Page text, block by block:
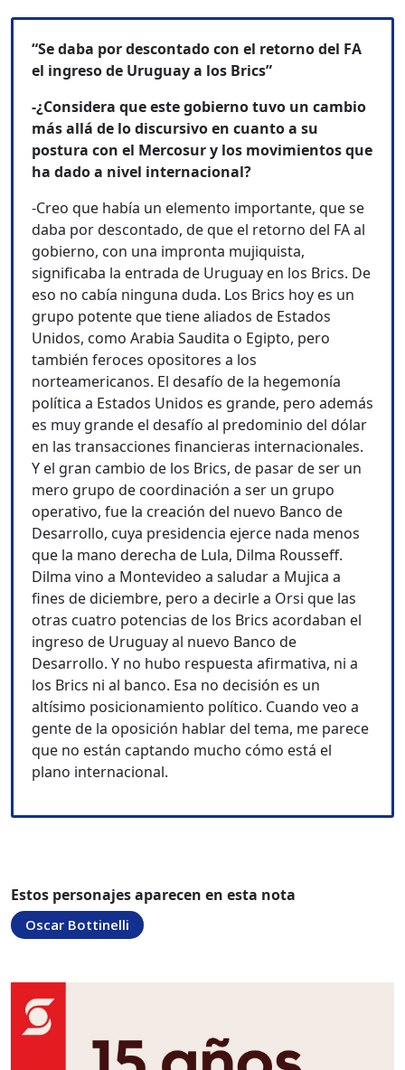
“Se daba por descontado con el retorno del FA
el ingreso de Uruguay a los Brics”
-¿Considera que este gobierno tuvo un cambio
más allá de lo discursivo en cuanto a su
postura con el Mercosur y los movimientos que
ha dado a nivel internacional?
-Creo que había un elemento importante, que se
daba por descontado, de que el retorno del FA al
gobierno, con una impronta mujiquista,
significaba la entrada de Uruguay en los Brics. De
eso no cabía ninguna duda. Los Brics hoy es un
grupo potente que tiene aliados de Estados
Unidos, como Arabia Saudita o Egipto, pero
también feroces opositores a los
norteamericanos. El desafío de la hegemonía
política a Estados Unidos es grande, pero además
es muy grande el desafío al predominio del dólar
en las transacciones financieras internacionales.
Y el gran cambio de los Brics, de pasar de ser un
mero grupo de coordinación a ser un grupo
operativo, fue la creación del nuevo Banco de
Desarrollo, cuya presidencia ejerce nada menos
que la mano derecha de Lula, Dilma Rousseff.
Dilma vino a Montevideo a saludar a Mujica a
fines de diciembre, pero a decirle a Orsi que las
otras cuatro potencias de los Brics acordaban el
ingreso de Uruguay al nuevo Banco de
Desarrollo. Y no hubo respuesta afirmativa, ni a
los Brics ni al banco. Esa no decisión es un
altísimo posicionamiento político. Cuando veo a
gente de la oposición hablar del tema, me parece
que no están captando mucho cómo está el
plano internacional.
Estos personajes aparecen en esta nota
Oscar Bottinelli